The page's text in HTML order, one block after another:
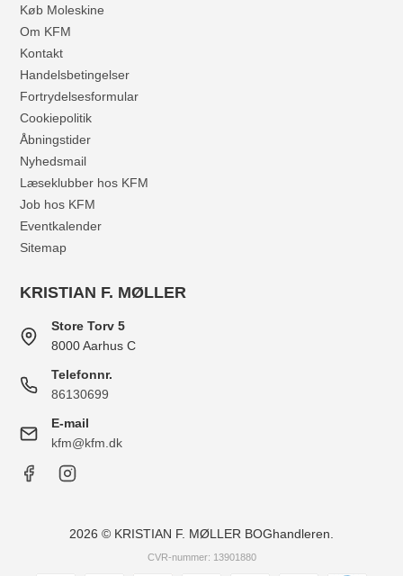
Køb Moleskine
Om KFM
Kontakt
Handelsbetingelser
Fortrydelsesformular
Cookiepolitik
Åbningstider
Nyhedsmail
Læseklubber hos KFM
Job hos KFM
Eventkalender
Sitemap
KRISTIAN F. MØLLER
Store Torv 5
8000 Aarhus C
Telefonnr.
86130699
E-mail
kfm@kfm.dk
2026 © KRISTIAN F. MØLLER BOGhandleren.
CVR-nummer: 13901880